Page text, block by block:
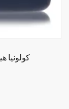
كولونيا